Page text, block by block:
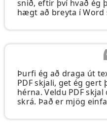
snið, eftir því hvað ég
hægt að breyta í Word
Þurfi ég að draga út
PDF skjali, get ég
hérna. Veldu PDF
skrá. Það er mjög